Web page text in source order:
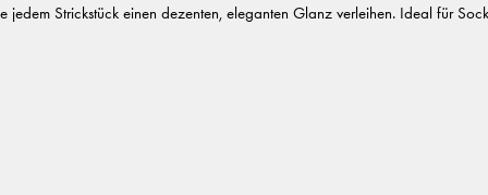
Strickstück einen dezenten, eleganten Glanz verleihen. Ideal für